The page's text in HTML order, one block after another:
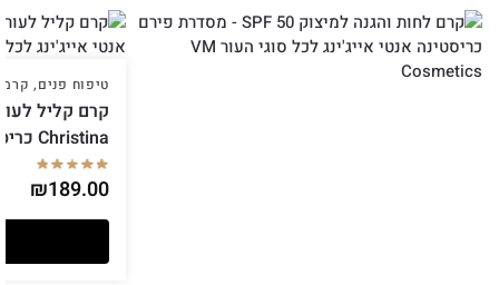
טיפוח פנים,
Christina כריסטינה
₪189.00